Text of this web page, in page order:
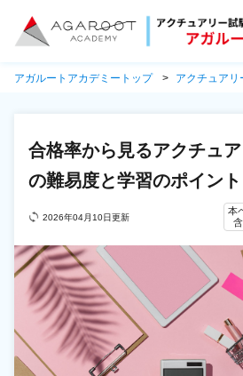
アガルートアカデミートップ アクチュアリ
合格率から見るアクチュ
の難易度と学習のポイント
2026年04月10日更新
本